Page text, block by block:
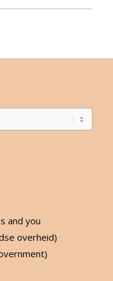
and you
overheid)